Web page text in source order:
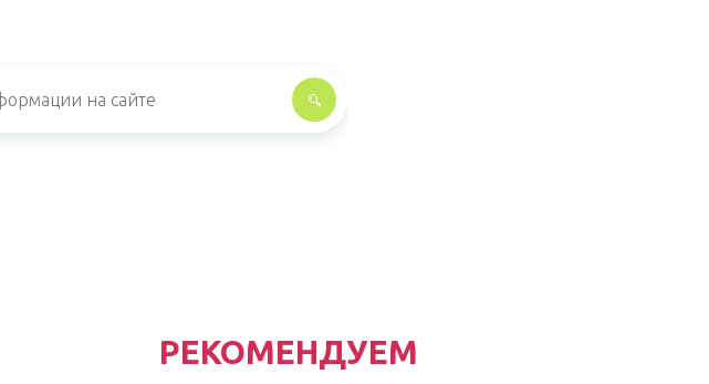
РЕКОМЕНДУЕМ